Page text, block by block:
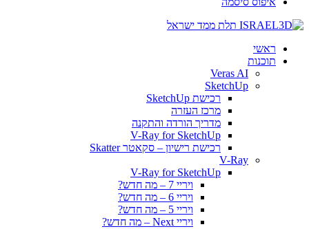
ראשי
תוכנות
Veras AI
SketchUp
רכישת SketchUp
מרכז העזרה
מדריך הורדה והתקנה
V-Ray for SketchUp
רכישת רישיון – סקאטר Skatter
V-Ray
V-Ray for SketchUp
ויריי 7 – מה חדש?
ויריי 6 – מה חדש?
ויריי 5 – מה חדש?
ויריי Next – מה חדש?